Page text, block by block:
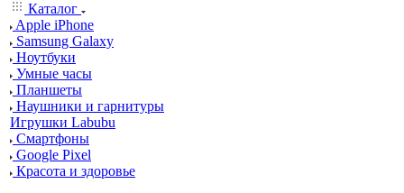
Каталог
Apple iPhone
Samsung Galaxy
Ноутбуки
Умные часы
Планшеты
Наушники и гарнитуры
Игрушки Labubu
Смартфоны
Google Pixel
Красота и здоровье